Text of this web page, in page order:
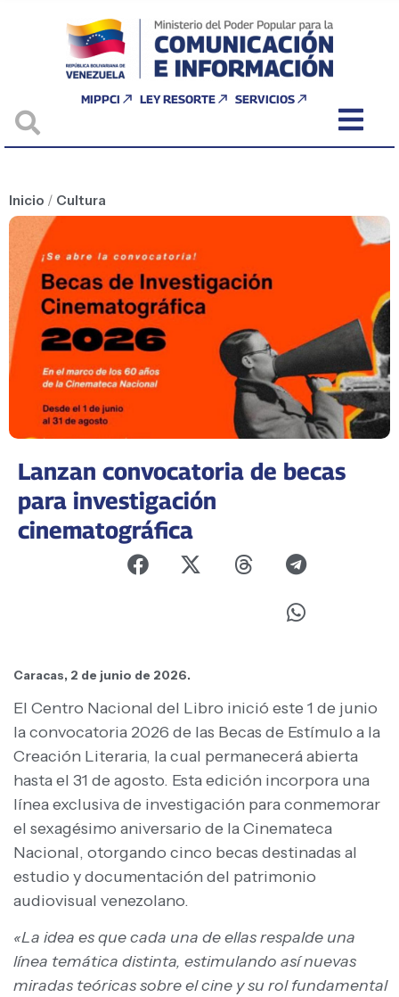
MIPPCI LEY RESORTE SERVICIOS
Inicio / Cultura
Lanzan convocatoria de becas
para investigación
cinematográfica
Caracas, 2 de junio de 2026.
El Centro Nacional del Libro inició este 1 de junio
la convocatoria 2026 de las Becas de Estímulo a la
Creación Literaria, la cual permanecerá abierta
hasta el 31 de agosto. Esta edición incorpora una
línea exclusiva de investigación para conmemorar
el sexagésimo aniversario de la Cinemateca
Nacional, otorgando cinco becas destinadas al
estudio y documentación del patrimonio
audiovisual venezolano.
«La idea es que cada una de ellas respalde una
línea temática distinta, estimulando así nuevas
miradas teóricas sobre el cine y su rol fundamental